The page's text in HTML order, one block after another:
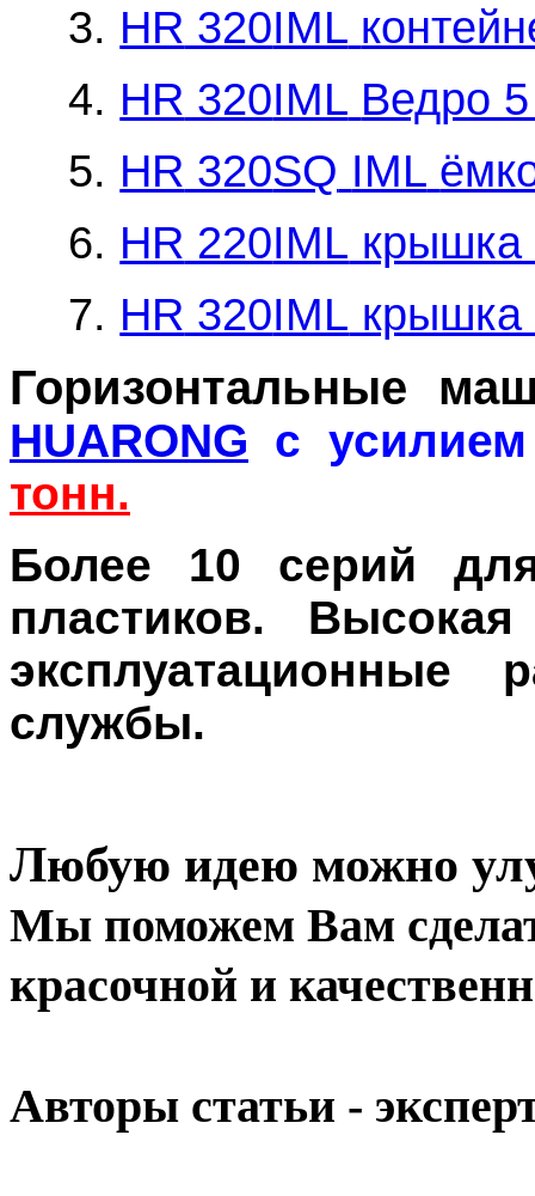
3. HR 320IML
4. HR 320IML Ведро
5. HR 320SQ IML
6. HR 220IML крышка
7. HR 320IML крышка
Горизонтальные
HUARONG с
тонн.
Более 10 серий
пластиков.
службы.
Любую идею можно
Мы поможем Вам
красочной и
Авторы статьи -